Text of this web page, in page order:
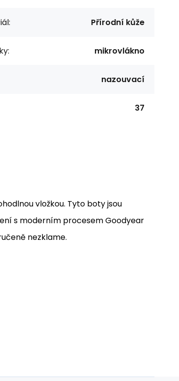
Přírodní kůže
mikrovlákno
nazouvací
37
vložkou. Tyto boty jsou
s moderním procesem Goodyear
nezklame.